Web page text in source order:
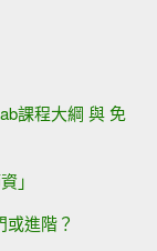
課程大綱 與 免
」
進階？